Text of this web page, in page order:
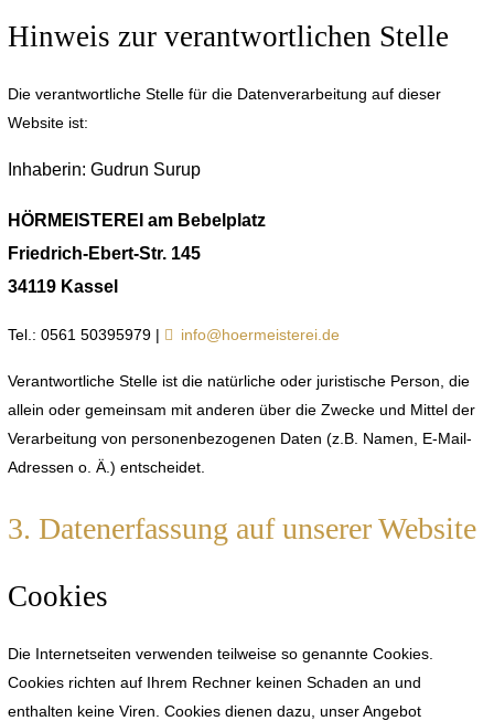
Hinweis zur verantwortlichen Stelle
Die verantwortliche Stelle für die Datenverarbeitung auf dieser
Website ist:
Inhaberin: Gudrun Surup
HÖRMEISTEREI am Bebelplatz
Friedrich-Ebert-Str. 145
34119 Kassel
Tel.: 0561 50395979 | info@hoermeisterei.de
Verantwortliche Stelle ist die natürliche oder juristische Person, die
allein oder gemeinsam mit anderen über die Zwecke und Mittel der
Verarbeitung von personenbezogenen Daten (z.B. Namen, E-Mail-
Adressen o. Ä.) entscheidet.
3. Datenerfassung auf unserer Website
Cookies
Die Internetseiten verwenden teilweise so genannte Cookies.
Cookies richten auf Ihrem Rechner keinen Schaden an und
enthalten keine Viren. Cookies dienen dazu, unser Angebot